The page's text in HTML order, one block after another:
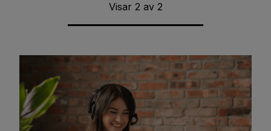
Visar 2 av 2